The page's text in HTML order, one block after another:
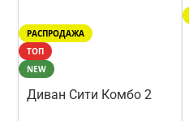
РАСПРОДАЖА
ТОП
NEW
Диван Сити Комбо 2